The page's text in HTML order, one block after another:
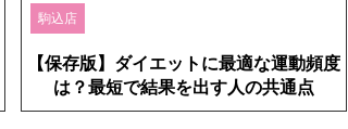
駒込店
【保存版】ダイエットに最適な運動頻度
は？最短で結果を出す人の共通点